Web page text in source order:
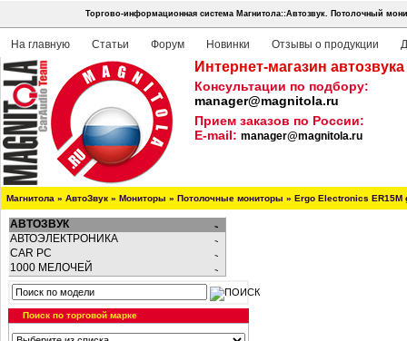
Торгово-информационная система Магнитола::Автозвук. Потолочный
На главную Статьи Форум Новинки Отзывы о продукции
Интернет-магазин
Консультации по подбору:
manager@magnitola.ru
Прием заказов по России:
E-mail: manager@magnitola.ru
Магнитола » АвтоЗвук » Мониторы » Потолочные мониторы » Ergo Electronics ER15M
АВТОЗВУК
АВТОЭЛЕКТРОНИКА
CAR PC
1000 МЕЛОЧЕЙ
Поиск по торговой марке